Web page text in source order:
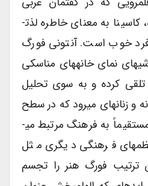
مفهوم هنر را خلق کرده، کاسینا به معنای خاطره لذت­
خوب است. آنتونی فورگ
نقاشی­های نمای خانه­های مناسکی
کرده و به سوی تحلیل
و زنانه­ای می­رود که در سطح
ناخودآگاه عمل کرده و مستقیماً به فرهنگ مرتبط می­
فرهنگی دیگری مثل
فورگ هنر را تجسم